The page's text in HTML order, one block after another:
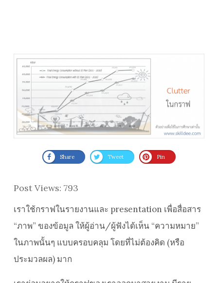
Share Tweet Pin
Post Views: 793
เราใช้กราฟในรายงานและ presentation เพื่อสื่อสาร
“ภาพ” ของข้อมูล ให้ผู้อ่าน/ผู้ฟังได้เห็น “ความหมาย”
ในภาพนั้นๆ แบบครอบคลุม โดยที่ไม่ต้องคิด (หรือ
ประมวลผล) มาก